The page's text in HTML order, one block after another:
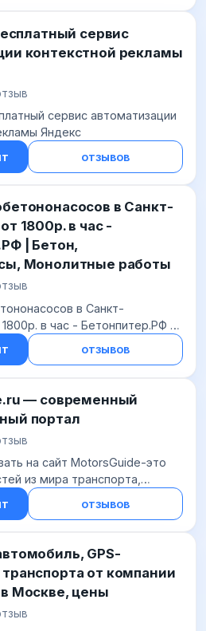
сервис
контекстной рекламы
сервис автоматизации
Яндекс
отзывов
в Санкт-
1800р. в час -
| Бетон,
Монолитные работы
в Санкт-
в час - Бетонпитер.РФ |
Монолитные работы
отзывов
— современный
портал
на сайт MotorsGuide-это
из мира транспорта,
драйвов новинок из мира
советов. Итак, поехали!
отзывов
GPS-
от компании
Москве, цены